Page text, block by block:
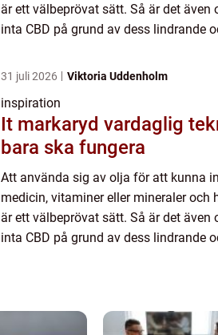
är ett välbeprövat sätt. Så är det även
inta CBD på grund av dess lindrande
kapslar kan ...
31 juli 2026 Viktoria Uddenholm
inspiration
It markaryd vardaglig teknik som
bara ska fungera
Att använda sig av olja för att kunna
medicin, vitaminer eller mineraler och
är ett välbeprövat sätt. Så är det även
inta CBD på grund av dess lindrande